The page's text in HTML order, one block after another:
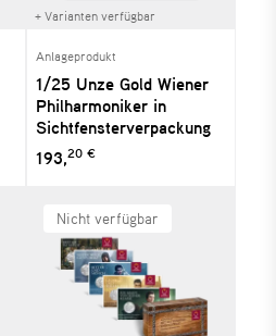
+ Varianten verfügbar
Anlageprodukt
1/25 Unze Gold Wiener
Philharmoniker in
Sichtfensterverpackung
193,20 €
Nicht verfügbar